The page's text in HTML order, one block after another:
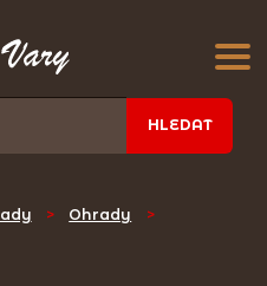
HLEDAT
> Ohrady
>